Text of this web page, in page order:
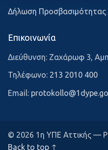
Δήλωση Προσβασιμότητας
Επικοινωνία
Διεύθυνση: Ζαχάρωφ 3,
Τηλέφωνο: 213 2010 400
Email:
© 2026 1η ΥΠΕ Αττικής —
Back to top ↑